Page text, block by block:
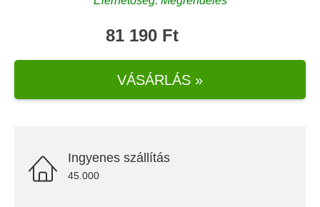
81 190 Ft
VÁSÁRLÁS »
Ingyenes szállítás
45.000